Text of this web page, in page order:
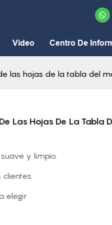
Video Centro De
las hojas de la tabla del
Las Hojas De La Tabla
y limpio.
clientes
elegir